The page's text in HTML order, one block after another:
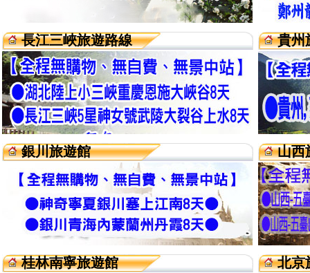
長江三峽旅遊路線 貴州
銀川旅遊館 山西
桂林南寧旅遊館 北京